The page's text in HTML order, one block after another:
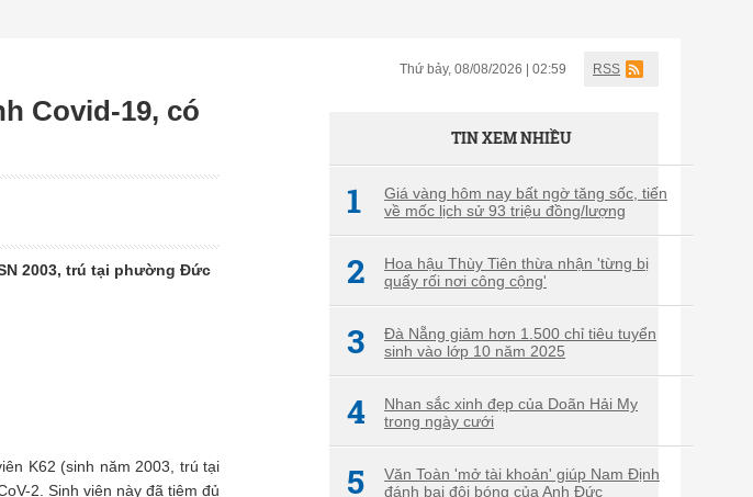
Thứ bảy, 08/08/2026 | 02:59 RSS
Covid-19, có
2003, trú tại phường Đức
K62 (sinh năm 2003, trú tại
2. Sinh viên này đã tiêm đủ
TIN XEM NHIỀU
1
Giá vàng hôm nay bất ngờ tăng sốc, tiến
về mốc lịch sử 93 triệu đồng/lượng
2
Hoa hậu Thùy Tiên thừa nhận 'từng bị
quấy rối nơi công cộng'
3
Đà Nẵng giảm hơn 1.500 chỉ tiêu tuyển
sinh vào lớp 10 năm 2025
4
Nhan sắc xinh đẹp của Doãn Hải My
trong ngày cưới
5
Văn Toàn 'mở tài khoản' giúp Nam Định
đánh bại đội bóng của Anh Đức